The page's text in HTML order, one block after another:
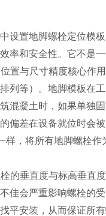
置地脚螺栓定位模板
率和安全性。它不是
置与尺寸精度核心作
列等）。地脚模板在
混凝土时，如果单独
偏差在设备就位时会
样，将所有地脚螺栓
的垂直度与标高垂直
佳会严重影响螺栓的
平安装，从而保证所